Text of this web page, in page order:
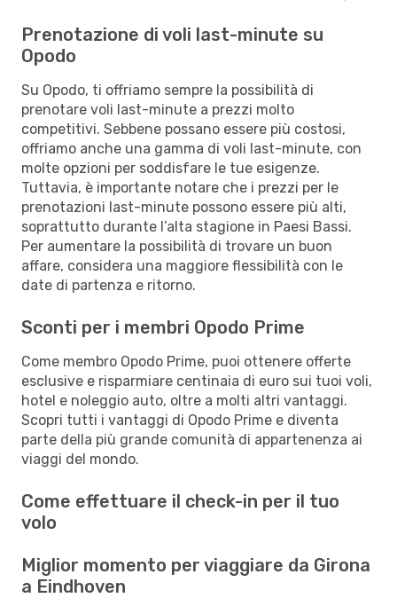
Prenotazione di voli last-minute su
Opodo
Su Opodo, ti offriamo sempre la possibilità di
prenotare voli last-minute a prezzi molto
competitivi. Sebbene possano essere più costosi,
offriamo anche una gamma di voli last-minute, con
molte opzioni per soddisfare le tue esigenze.
Tuttavia, è importante notare che i prezzi per le
prenotazioni last-minute possono essere più alti,
soprattutto durante l’alta stagione in Paesi Bassi.
Per aumentare la possibilità di trovare un buon
affare, considera una maggiore flessibilità con le
date di partenza e ritorno.
Sconti per i membri Opodo Prime
Come membro Opodo Prime, puoi ottenere offerte
esclusive e risparmiare centinaia di euro sui tuoi voli,
hotel e noleggio auto, oltre a molti altri vantaggi.
Scopri tutti i vantaggi di Opodo Prime e diventa
parte della più grande comunità di appartenenza ai
viaggi del mondo.
Come effettuare il check-in per il tuo
volo
Miglior momento per viaggiare da Girona
a Eindhoven